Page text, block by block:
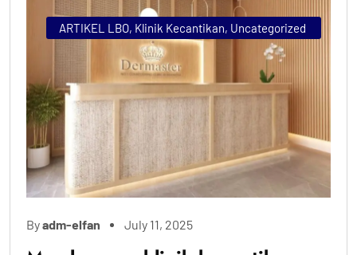
ARTIKEL LBO, Klinik Kecantikan, Uncategorized
Byadm-elfan July 11, 2025